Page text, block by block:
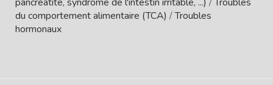
du comportement alimentaire (TCA) /Troubles
hormonaux